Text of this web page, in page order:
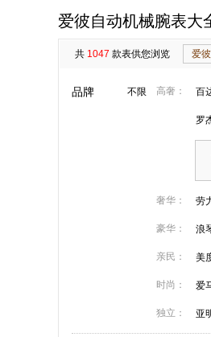
爱彼自动机械腕表大
共 1047 款表供您浏览 爱彼
品牌 不限 高奢： 百
罗
奢华： 劳
豪华： 浪
亲民： 美
时尚： 爱
独立： 亚